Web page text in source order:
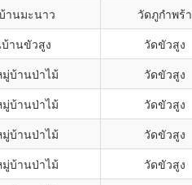
านมะนาว วัดภูกำพร้า
บ้านขัวสูง วัดขัวสูง
มู่บ้านป่าไม้ วัดขัวสูง
มู่บ้านป่าไม้ วัดขัวสูง
มู่บ้านป่าไม้ วัดขัวสูง
มู่บ้านป่าไม้ วัดขัวสูง